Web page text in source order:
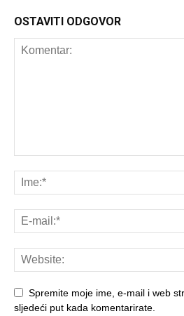
OSTAVITI ODGOVOR
Spremite moje ime, e-mail i web
sljedeći put kada komentarirate.